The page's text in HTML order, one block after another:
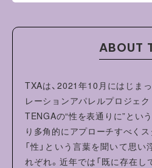
・タンブル乾燥機を使用しないで
・洗濯やクリーニングの際は、裏
ものと分けて洗ってください。
・形を整えて干してください。洗
崩れすることがあります。
ABOUT
TXAは、2021年10月にはじま
レーションアパレルプロジェク
TENGAの“性を表通りに”とい
り多角的にアプローチすべくス
「性」という言葉を聞いて思
れぞれ。近年では「既に存在